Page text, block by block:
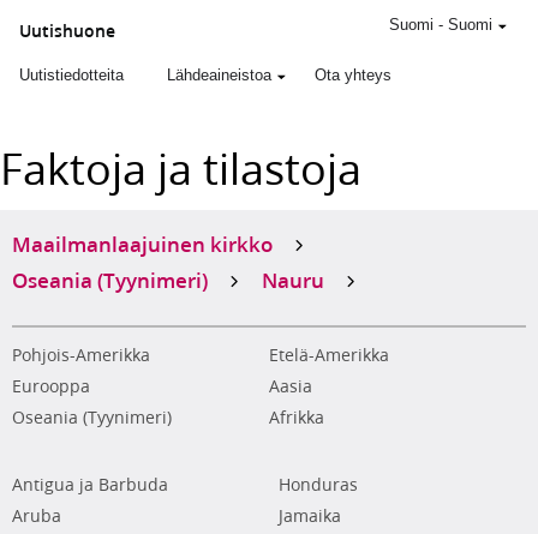
Uutishuone
Uutistiedotteita Lähdeaineistoa Ota yhteys
Suomi - Suomi
Faktoja ja tilastoja
Maailmanlaajuinen kirkko
Oseania (Tyynimeri)
Nauru
Pohjois-Amerikka
Etelä-Amerikka
Eurooppa
Aasia
Oseania (Tyynimeri)
Afrikka
Antigua ja Barbuda
Aruba
Honduras
Jamaika